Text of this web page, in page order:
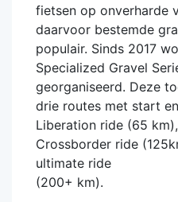
fietsen op onverharde
daarvoor bestemde
populair. Sinds 2017
Specialized Gravel
georganiseerd. Deze
drie routes met start
Liberation ride (65
Crossborder ride
ultimate ride
(200+ km).